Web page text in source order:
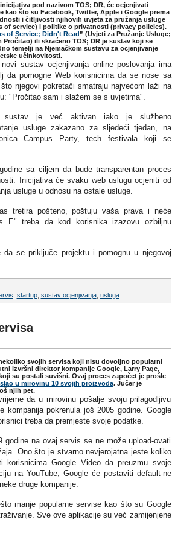
pod nazivom TOS; DR, će ocjenjivati
kao što su Facebook, Twitter, Apple i Google prema
i čitljivosti njihovih uvjeta za pružanja usluge
of service) i politike o privatnosti (privacy policies).
of Service; Didn't Read” (Uvjeti za Pružanje Usluge;
Pročitao) ili skraćeno TOS; DR je sustav koji se
temelji na Njemačkom sustavu za ocjenjivanje
učinkovitosti.
sustav ocjenjivanja online poslovanja ima
da pomogne Web korisnicima da se nose sa
njegovi pokretači smatraju najvećom laži na
"Pročitao sam i slažem se s uvjetima".
sustav je već aktivan iako je službeno
usluge zakazano za sljedeći tjedan, na
Campus Party, tech festivala koji se
sa ciljem da bude transparentan proces
Inicijativa će svaku web uslugu ocjeniti od
usluge u odnosu na ostale usluge.
tretira pošteno, poštuju vaša prava i neće
E" treba da kod korisnika izazovu ozbiljnu
se priključe projektu i pomognu u njegovoj
startup, sustav ocjenjivanja, usluga
svojih servisa koji nisu dovoljno popularni
izvršni direktor kompanije Google, Larry Page,
su postali suvišni. Ovaj proces započet je prošle
u mirovinu 10 svojih proizvoda. Jučer je
njih pet.
da u mirovinu pošalje svoju prilagodljivu
kompanija pokrenula još 2005 godine. Google
treba da premjeste svoje podatke.
na ovaj servis se ne može upload-ovati
Ono što je stvarno nevjerojatna jeste koliko
Google Video da preuzmu svoje
na YouTube, Google će postaviti default-ne
druge kompanije.
manje popularne servise kao što su Google
Sve ove aplikacije su već zamijenjene